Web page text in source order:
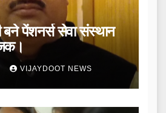
बने पेंशनर्स सेवा संस्थान
VIJAYDOOT NEWS